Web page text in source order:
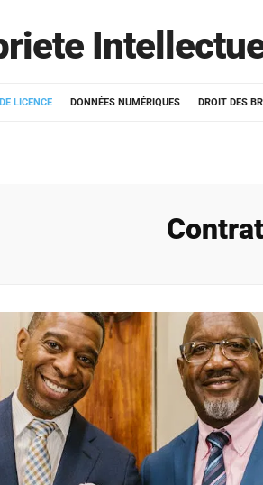
LICENCE DONNÉES NUMÉRIQUES DROIT DES